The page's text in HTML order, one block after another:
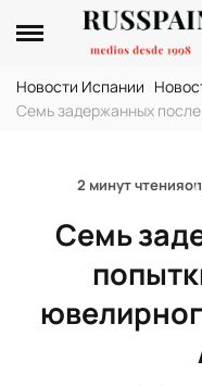
Новости Испании
Семь задержанных
2 минут чтения
Семь